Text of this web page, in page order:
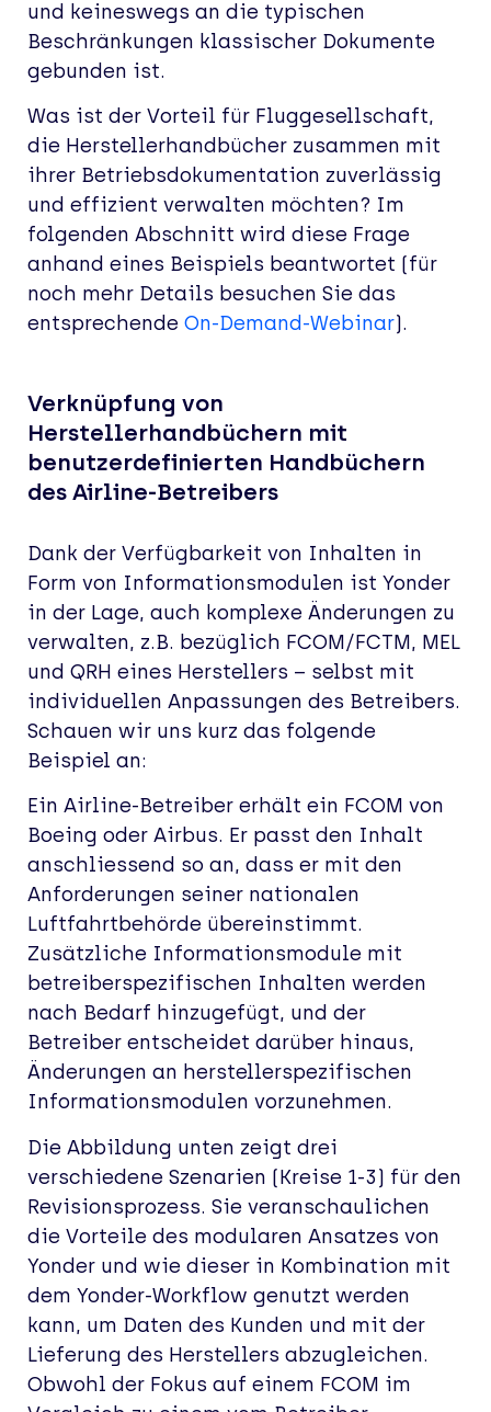
und keineswegs an die typischen
Beschränkungen klassischer Dokumente
gebunden ist.
Was ist der Vorteil für Fluggesellschaft,
die Herstellerhandbücher zusammen mit
ihrer Betriebsdokumentation zuverlässig
und effizient verwalten möchten? Im
folgenden Abschnitt wird diese Frage
anhand eines Beispiels beantwortet (für
noch mehr Details besuchen Sie das
entsprechende On-Demand-Webinar).
Verknüpfung von
Herstellerhandbüchern mit
benutzerdefinierten Handbüchern
des Airline-Betreibers
Dank der Verfügbarkeit von Inhalten in
Form von Informationsmodulen ist Yonder
in der Lage, auch komplexe Änderungen zu
verwalten, z.B. bezüglich FCOM/FCTM, MEL
und QRH eines Herstellers – selbst mit
individuellen Anpassungen des Betreibers.
Schauen wir uns kurz das folgende
Beispiel an:
Ein Airline-Betreiber erhält ein FCOM von
Boeing oder Airbus. Er passt den Inhalt
anschliessend so an, dass er mit den
Anforderungen seiner nationalen
Luftfahrtbehörde übereinstimmt.
Zusätzliche Informationsmodule mit
betreiberspezifischen Inhalten werden
nach Bedarf hinzugefügt, und der
Betreiber entscheidet darüber hinaus,
Änderungen an herstellerspezifischen
Informationsmodulen vorzunehmen.
Die Abbildung unten zeigt drei
verschiedene Szenarien (Kreise 1-3) für den
Revisionsprozess. Sie veranschaulichen
die Vorteile des modularen Ansatzes von
Yonder und wie dieser in Kombination mit
dem Yonder-Workflow genutzt werden
kann, um Daten des Kunden und mit der
Lieferung des Herstellers abzugleichen.
Obwohl der Fokus auf einem FCOM im